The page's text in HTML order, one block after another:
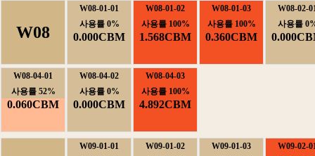
W08
W08-01-01
사용률0%
0.000CBM
W08-01-02
사용률100%
1.568CBM
W08-01-03
사용률100%
0.360CBM
W08-02-
사용률
W08-04-01
사용률52%
0.060CBM
W08-04-02
사용률0%
0.000CBM
W08-04-03
사용률100%
4.892CBM
W09-01-01
W09-01-02
W09-01-03
W09-02-